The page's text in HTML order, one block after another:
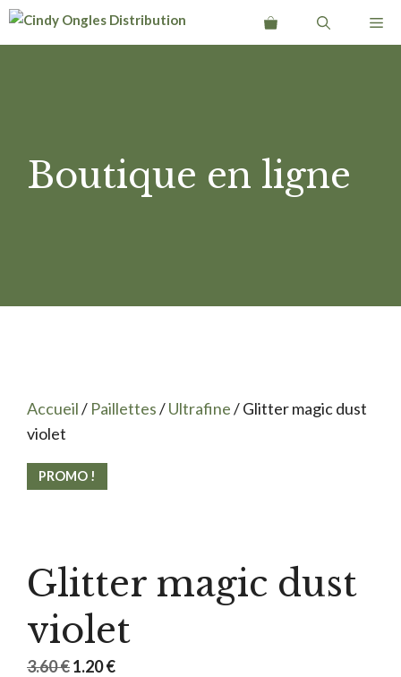
Aller
Boutique en ligne
Accueil/ Paillettes/Ultrafine/ Glitter magic dust
violet
PROMO !
Glitter magic dust
violet
3.60€Le
1.20€Le